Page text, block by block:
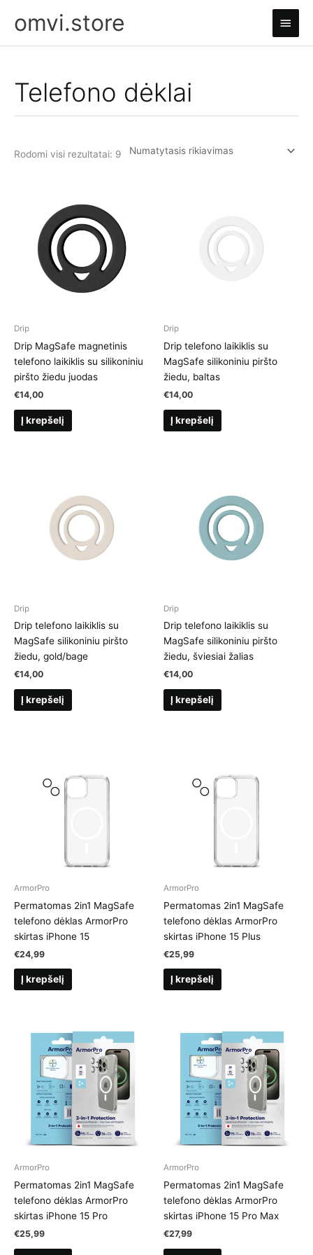
prieomvi.store
Telefono dėklai
Rodomi visi rezultatai: 9
Drip
Drip MagSafe magnetinis
telefono laikiklis su silikoniniu
piršto žiedu juodas
€14,00
Į krepšelį
Drip
Drip telefono laikiklis su
MagSafe silikoniniu piršto
žiedu, baltas
€14,00
Į krepšelį
Drip
Drip telefono laikiklis su
MagSafe silikoniniu piršto
žiedu, gold/bage
€14,00
Į krepšelį
Drip
Drip telefono laikiklis su
MagSafe silikoniniu piršto
žiedu, šviesiai žalias
€14,00
Į krepšelį
ArmorPro
Permatomas 2in1 MagSafe
telefono dėklas ArmorPro
skirtas iPhone 15
€24,99
Į krepšelį
ArmorPro
Permatomas 2in1 MagSafe
telefono dėklas ArmorPro
skirtas iPhone 15 Plus
€25,99
Į krepšelį
ArmorPro
Permatomas 2in1 MagSafe
telefono dėklas ArmorPro
skirtas iPhone 15 Pro
€25,99
ArmorPro
Permatomas 2in1 MagSafe
telefono dėklas ArmorPro
skirtas iPhone 15 Pro Max
€27,99